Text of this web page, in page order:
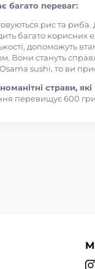
багато переваг:
рис та
багато корисних
допоможуть
Вони стануть
sushi, то ви
страви,
перевищує 600